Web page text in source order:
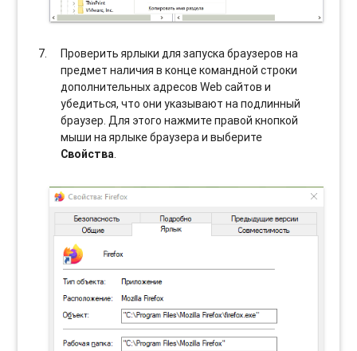
Проверить ярлыки для запуска браузеров на
предмет наличия в конце командной строки
дополнительных адресов Web сайтов и
убедиться, что они указывают на подлинный
браузер. Для этого нажмите правой кнопкой
мыши на ярлыке браузера и выберите
Свойства.